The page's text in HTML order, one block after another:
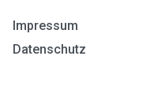
Impressum
Datenschutz